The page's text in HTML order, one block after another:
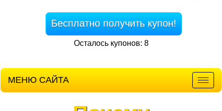
Бесплатно получить купон!
Осталось купонов: 8
МЕНЮ САЙТА